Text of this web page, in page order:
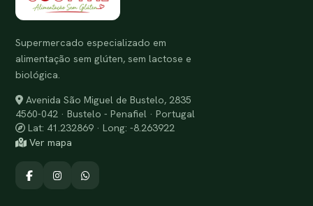
Supermercado especializado em
alimentação sem glúten, sem lactose e
biológica.
Avenida São Miguel de Bustelo, 2835
4560-042 · Bustelo - Penafiel · Portugal
Lat: 41.232869 · Long: -8.263922
Ver mapa